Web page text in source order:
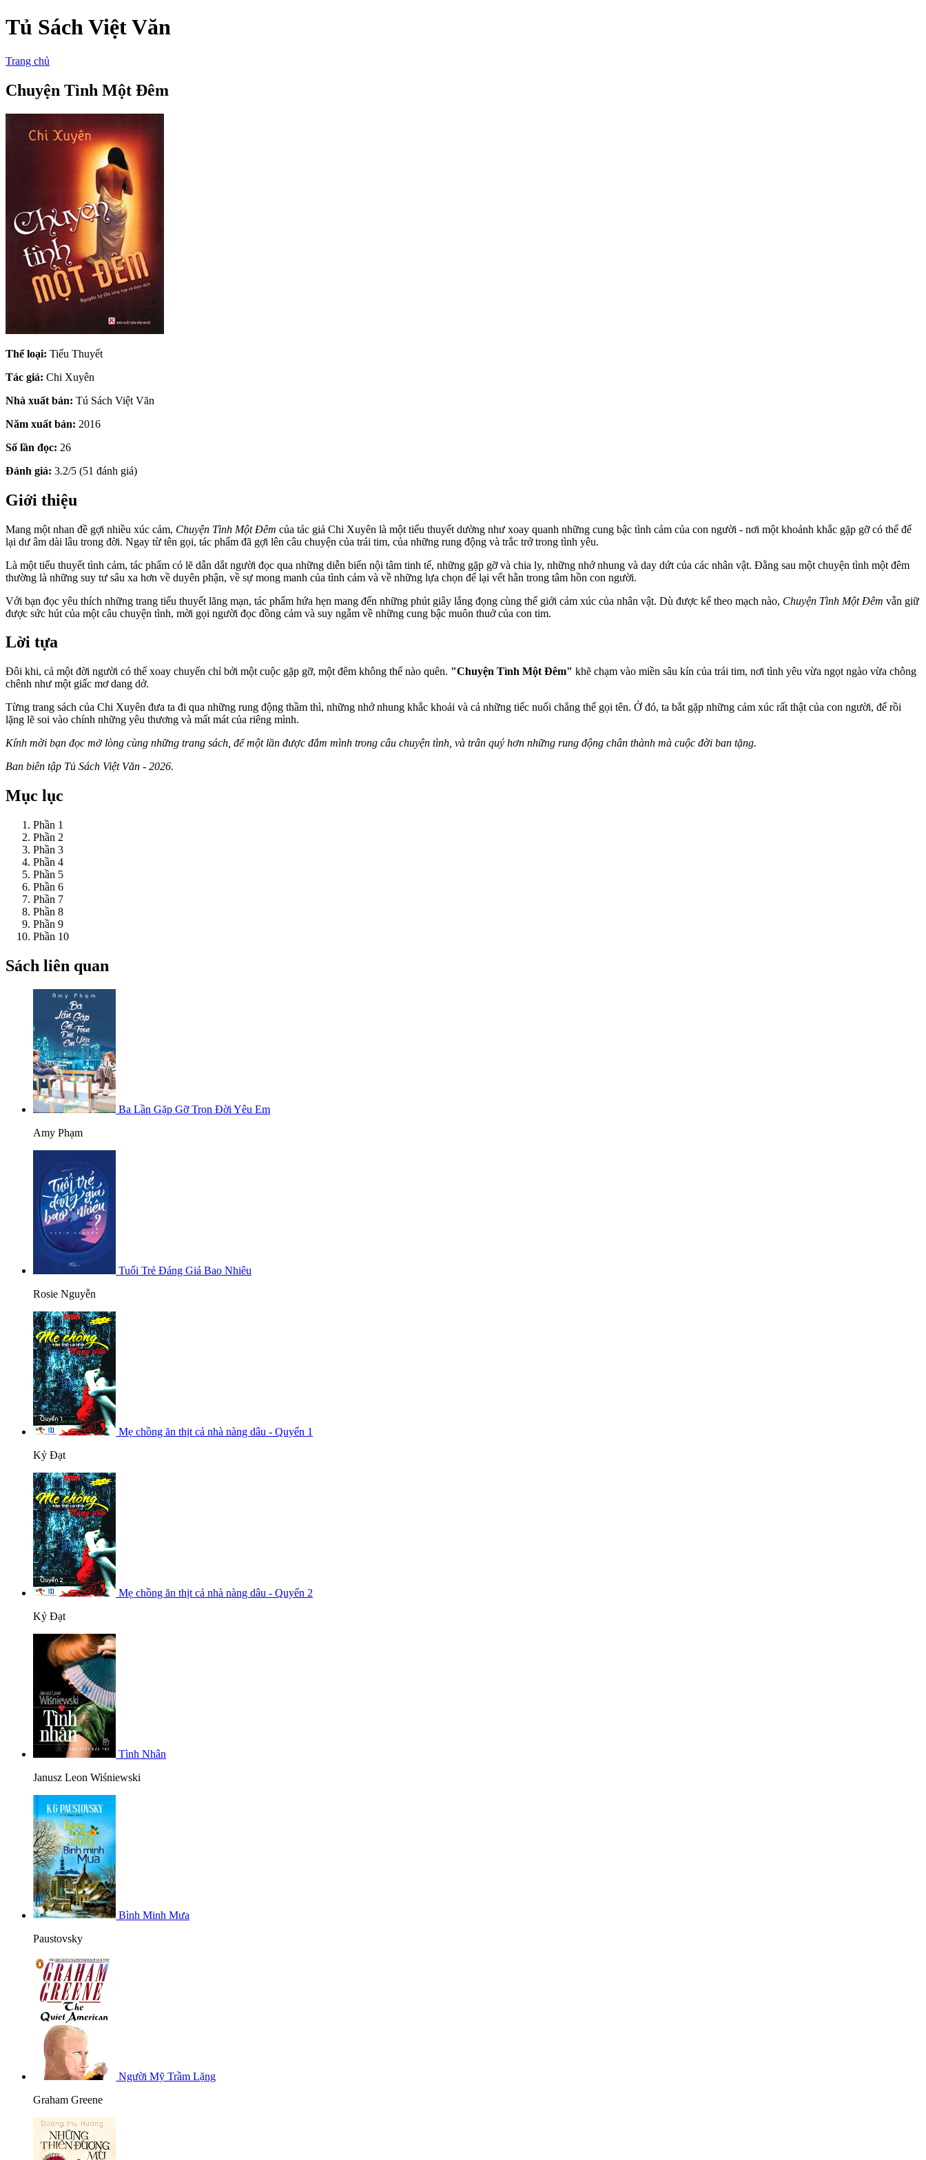
Tủ Sách Việt Văn
Trang chủ
Chuyện Tình Một Đêm
Thể loại: Tiểu Thuyết
Tác giả: Chi Xuyên
Nhà xuất bản: Tú Sách Việt Văn
Năm xuất bản: 2016
Số lần đọc: 26
Đánh giá: 3.2/5 (51 đánh giá)
Giới thiệu
Mang một nhan đề gợi nhiều xúc cảm, Chuyện Tình Một Đêm của tác giả Chi Xuyên là một tiểu thuyết dường như xoay quanh những cung bậc tình cảm của con người - nơi một khoảnh khắc gặp gỡ có thể để
lại dư âm dài lâu trong đời. Ngay từ tên gọi, tác phẩm đã gợi lên câu chuyện của trái tim, của những rung động và trắc trở trong tình yêu.
Là một tiểu thuyết tình cảm, tác phẩm có lẽ dẫn dắt người đọc qua những diễn biến nội tâm tinh tế, những gặp gỡ và chia ly, những nhớ nhung và day dứt của các nhân vật. Đằng sau một chuyện tình một đêm
thường là những suy tư sâu xa hơn về duyên phận, về sự mong manh của tình cảm và về những lựa chọn để lại vết hằn trong tâm hồn con người.
Với bạn đọc yêu thích những trang tiểu thuyết lãng mạn, tác phẩm hứa hẹn mang đến những phút giây lắng đọng cùng thế giới cảm xúc của nhân vật. Dù được kể theo mạch nào, Chuyện Tình Một Đêm vẫn giữ
được sức hút của một câu chuyện tình, mời gọi người đọc đồng cảm và suy ngẫm về những cung bậc muôn thuở của con tim.
Lời tựa
Đôi khi, cả một đời người có thể xoay chuyển chỉ bởi một cuộc gặp gỡ, một đêm không thể nào quên. "Chuyện Tình Một Đêm" khẽ chạm vào miền sâu kín của trái tim, nơi tình yêu vừa ngọt ngào vừa chông
chênh như một giấc mơ dang dở.
Từng trang sách của Chi Xuyên đưa ta đi qua những rung động thầm thì, những nhớ nhung khắc khoải và cả những tiếc nuối chẳng thể gọi tên. Ở đó, ta bắt gặp những cảm xúc rất thật của con người, để rồi
lặng lẽ soi vào chính những yêu thương và mất mát của riêng mình.
Kính mời bạn đọc mở lòng cùng những trang sách, để một lần được đắm mình trong câu chuyện tình, và trân quý hơn những rung động chân thành mà cuộc đời ban tặng.
Ban biên tập Tủ Sách Việt Văn - 2026.
Mục lục
Phần 1
Phần 2
Phần 3
Phần 4
Phần 5
Phần 6
Phần 7
Phần 8
Phần 9
Phần 10
Sách liên quan
Ba Lần Gặp Gỡ Trọn Đời Yêu Em
Amy Phạm
Tuổi Trẻ Đáng Giá Bao Nhiêu
Rosie Nguyễn
Mẹ chồng ăn thịt cả nhà nàng dâu - Quyển 1
Kỷ Đạt
Mẹ chồng ăn thịt cả nhà nàng dâu - Quyển 2
Kỷ Đạt
Tình Nhân
Janusz Leon Wiśniewski
Bình Minh Mưa
Paustovsky
Người Mỹ Trầm Lặng
Graham Greene